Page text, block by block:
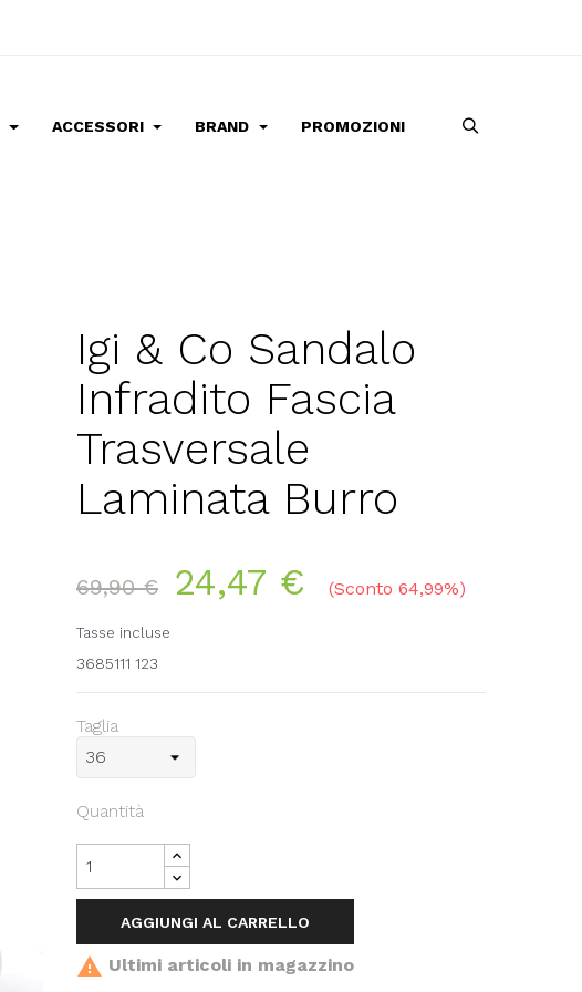
ACCESSORI BRAND PROMOZIONI
Igi & Co Sandalo
Infradito Fascia
Trasversale
Laminata Burro
69,90 € 24,47 € Sconto 64,99%
Tasse incluse
3685111 123
Taglia
Quantità
AGGIUNGI AL CARRELLO
 Ultimi articoli in magazzino